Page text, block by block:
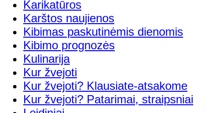
Karikatūros
Karštos naujienos
Kibimas paskutinėmis dienomis
Kibimo prognozės
Kulinarija
Kur žvejoti
Kur žvejoti? Klausiate-atsakome
Kur žvejoti? Patarimai, straipsniai